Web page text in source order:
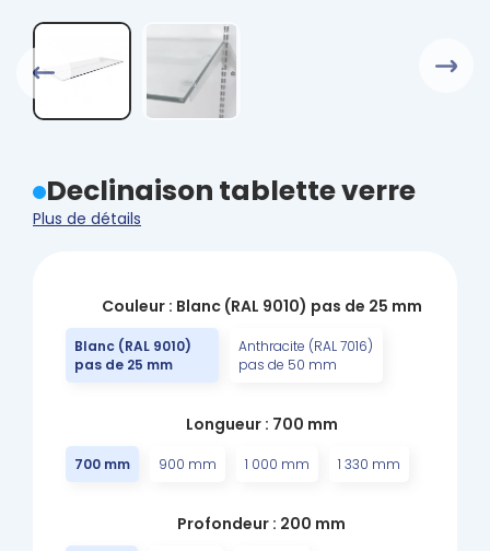
Declinaison tablette verre
Plus de détails
Couleur : Blanc (RAL 9010) pas de 25 mm
Blanc (RAL 9010)
pas de 25 mm
Anthracite (RAL 7016)
pas de 50 mm
Longueur : 700 mm
700 mm 900 mm 1 000 mm 1 330 mm
Profondeur : 200 mm